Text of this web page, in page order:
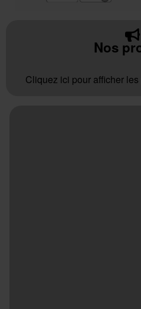
Nos
Cliquez ici pour afficher